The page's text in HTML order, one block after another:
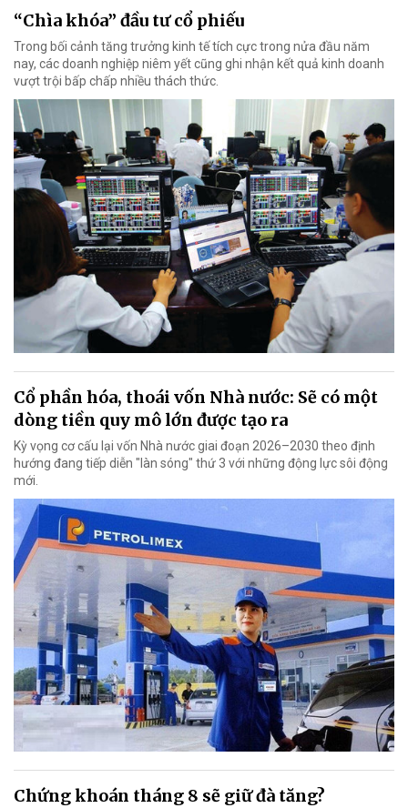
“Chìa khóa” đầu tư cổ phiếu
Trong bối cảnh tăng trưởng kinh tế tích cực trong nửa đầu năm
nay, các doanh nghiệp niêm yết cũng ghi nhận kết quả kinh doanh
vượt trội bấp chấp nhiều thách thức.
Cổ phần hóa, thoái vốn Nhà nước: Sẽ có một
dòng tiền quy mô lớn được tạo ra
Kỳ vọng cơ cấu lại vốn Nhà nước giai đoạn 2026–2030 theo định
hướng đang tiếp diễn "làn sóng" thứ 3 với những động lực sôi động
mới.
Chứng khoán tháng 8 sẽ giữ đà tăng?